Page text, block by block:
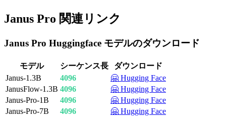
Janus Pro 関連リンク
Janus Pro Huggingface モデルのダウンロード
モデル シーケンス長
ダウンロード
Janus-1.3B
4096
🤗 Hugging Face
JanusFlow-1.3B 4096
🤗 Hugging Face
Janus-Pro-1B
4096
🤗 Hugging Face
Janus-Pro-7B
4096 🤗 Hugging Face